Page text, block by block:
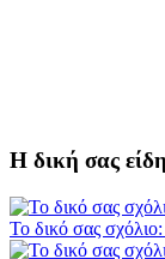
Η δική σας
Το δικό σας